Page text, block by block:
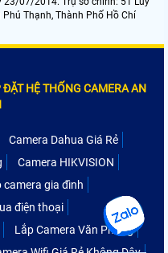
Phú Thạnh, Thành Phố Hồ Chí
HỆ THỐNG CAMERA AN
Camera Dahua Giá Rẻ
Camera HIKVISION
camera gia đình
điện thoại
Lắp Camera Văn Phòng